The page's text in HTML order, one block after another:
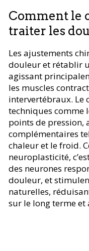
Comment le
traiter les
Les ajustements
douleur et rétablir
agissant
les muscles
intervertébraux. Le
techniques comme
points de pression,
complémentaires
chaleur et le froid.
neuroplasticité,
des neurones
douleur, et
naturelles,
sur le long terme